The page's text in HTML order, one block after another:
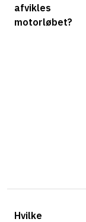
afvikles
motorløbet?
Hvilke